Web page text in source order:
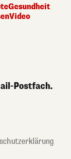
Gesundheit
Video
Postfach.